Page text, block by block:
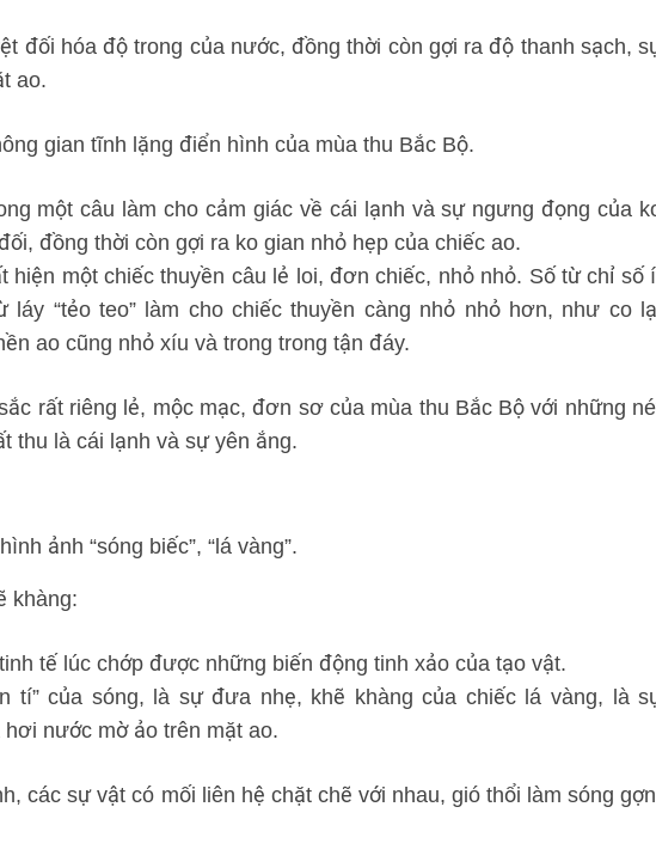
đối hóa độ trong của nước, đồng thời còn gợi ra độ thanh sạch,
ao.
gian tĩnh lặng điển hình của mùa thu Bắc Bộ.
một câu làm cho cảm giác về cái lạnh và sự ngưng đọng của
đồng thời còn gợi ra ko gian nhỏ hẹp của chiếc ao.
hiện một chiếc thuyền câu lẻ loi, đơn chiếc, nhỏ nhỏ. Số từ chỉ số
láy “tẻo teo” làm cho chiếc thuyền càng nhỏ nhỏ hơn, như co
ao cũng nhỏ xíu và trong trong tận đáy.
rất riêng lẻ, mộc mạc, đơn sơ của mùa thu Bắc Bộ với những
thu là cái lạnh và sự yên ắng.
ảnh “sóng biếc”, “lá vàng”.
khàng:
tế lúc chớp được những biến động tinh xảo của tạo vật.
tí” của sóng, là sự đưa nhẹ, khẽ khàng của chiếc lá vàng, là
nước mờ ảo trên mặt ao.
các sự vật có mối liên hệ chặt chẽ với nhau, gió thổi làm sóng